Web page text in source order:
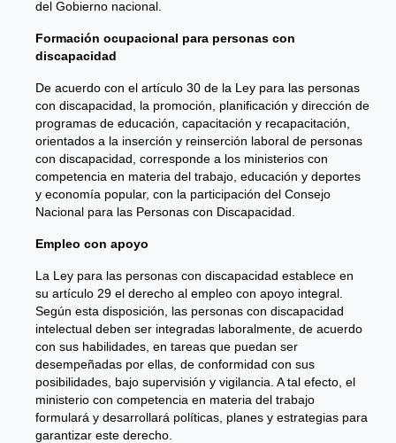
del Gobierno nacional.
Formación ocupacional para personas con
discapacidad
De acuerdo con el artículo 30 de la Ley para las personas
con discapacidad, la promoción, planificación y dirección de
programas de educación, capacitación y recapacitación,
orientados a la inserción y reinserción laboral de personas
con discapacidad, corresponde a los ministerios con
competencia en materia del trabajo, educación y deportes
y economía popular, con la participación del Consejo
Nacional para las Personas con Discapacidad.
Empleo con apoyo
La Ley para las personas con discapacidad establece en
su artículo 29 el derecho al empleo con apoyo integral.
Según esta disposición, las personas con discapacidad
intelectual deben ser integradas laboralmente, de acuerdo
con sus habilidades, en tareas que puedan ser
desempeñadas por ellas, de conformidad con sus
posibilidades, bajo supervisión y vigilancia. A tal efecto, el
ministerio con competencia en materia del trabajo
formulará y desarrollará políticas, planes y estrategias para
garantizar este derecho.